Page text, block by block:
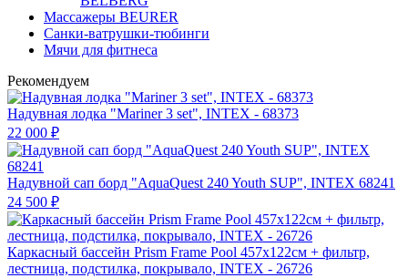
Массажеры BEURER
Санки-ватрушки-тюбинги
Мячи для фитнеса
Рекомендуем
Надувная лодка "Mariner 3 set", INTEX - 68373
22 000 ₽
Надувной сап борд "AquaQuest 240 Youth SUP", INTEX 68241
24 500 ₽
Каркасный бассейн Prism Frame Pool 457х122см + фильтр,
лестница, подстилка, покрывало, INTEX - 26726